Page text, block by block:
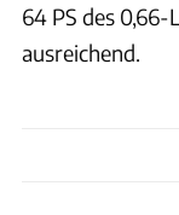
64 PS des
ausreichend.